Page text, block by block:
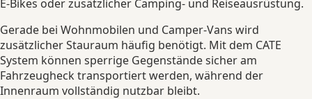
E-Bikes oder zusätzlicher Camping- und Reiseausrüstung.
Gerade bei Wohnmobilen und Camper-Vans wird
zusätzlicher Stauraum häufig benötigt. Mit dem CATE
System können sperrige Gegenstände sicher am
Fahrzeugheck transportiert werden, während der
Innenraum vollständig nutzbar bleibt.